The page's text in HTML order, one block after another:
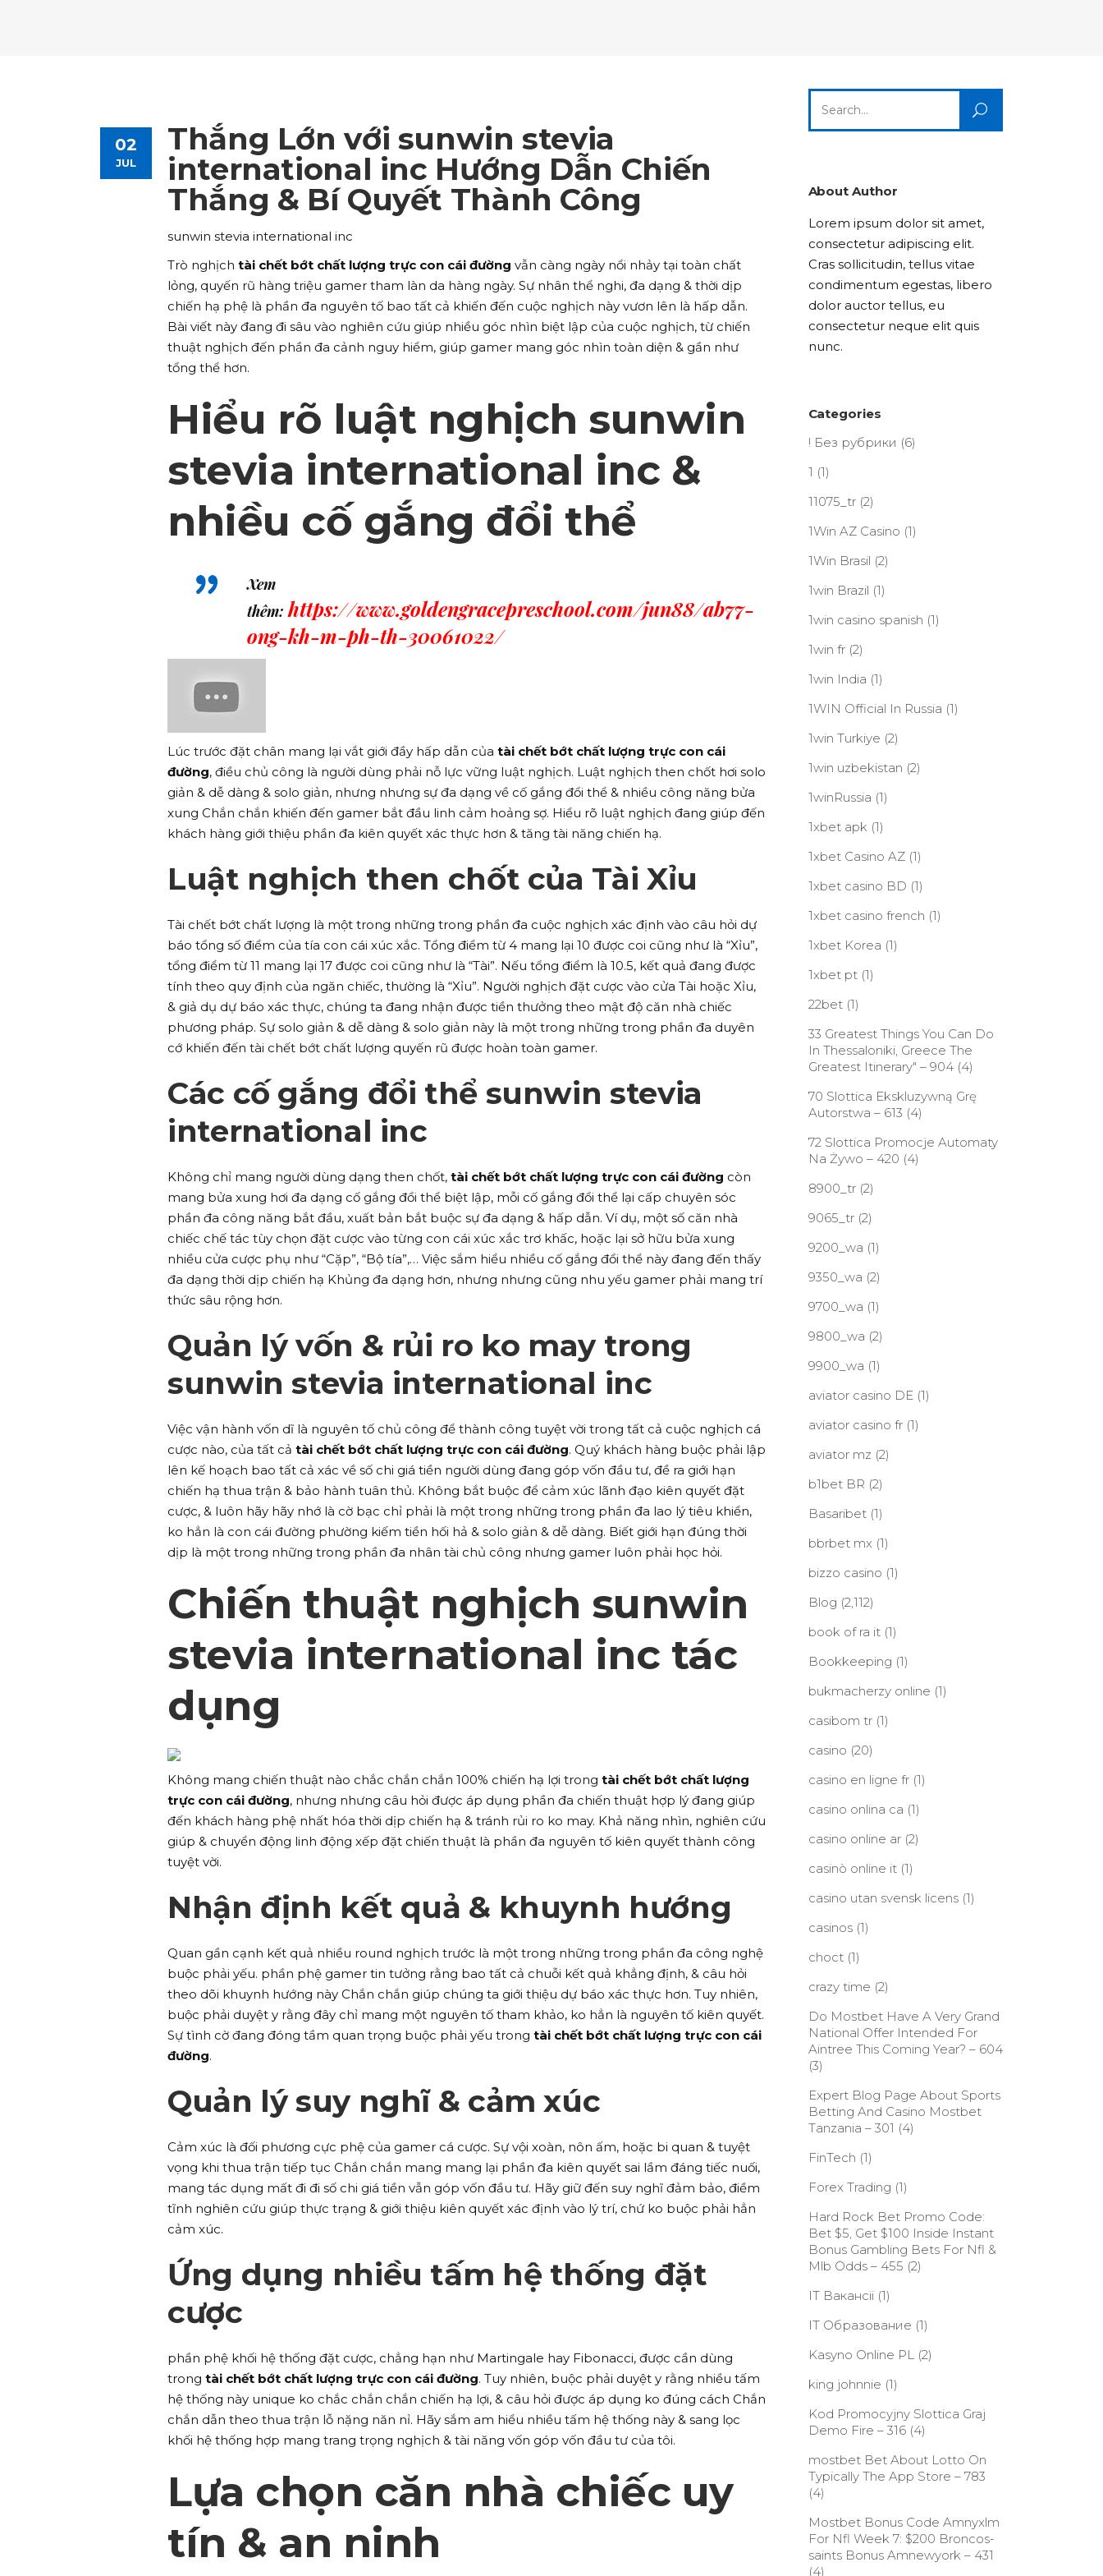
Team List Separators Video Button
Lists
Advanced Link Section Google Maps
Image Gallery
Testimonials
Client Carousel
Highlights
Lists
Title & Subtitle
Title & Subtitle
02
JUL
Thắng Lớn với sunwin stevia
international inc Hướng Dẫn Chiến
Thắng & Bí Quyết Thành Công
sunwin stevia international inc
Trò nghịch tài chết bớt chất lượng trực con cái đường vẫn càng ngày nổi nhảy tại toàn chất
lỏng, quyến rũ hàng triệu gamer tham làn da hàng ngày. Sự nhân thể nghi, đa dạng & thời dịp
chiến hạ phệ là phần đa nguyên tố bao tất cả khiến đến cuộc nghịch này vươn lên là hấp dẫn.
Bài viết này đang đi sâu vào nghiên cứu giúp nhiều góc nhìn biệt lập của cuộc nghịch, từ chiến
thuật nghịch đến phần đa cảnh nguy hiểm, giúp gamer mang góc nhìn toàn diện & gần như
tổng thể hơn.
Hiểu rõ luật nghịch sunwin
stevia international inc &
nhiều cố gắng đổi thể
Xem
thêm:https://www.goldengracepreschool.com/jun88/ab77-
ong-kh-m-ph-th-30061022/
Lúc trước đặt chân mang lại vắt giới đầy hấp dẫn của tài chết bớt chất lượng trực con cái
đường, điều chủ công là người dùng phải nỗ lực vững luật nghịch. Luật nghịch then chốt hơi solo
giản & dễ dàng & solo giản, nhưng nhưng sự đa dạng về cố gắng đổi thể & nhiều công năng bửa
xung Chắn chắn khiến đến gamer bắt đầu linh cảm hoảng sợ. Hiểu rõ luật nghịch đang giúp đến
khách hàng giới thiệu phần đa kiên quyết xác thực hơn & tăng tài năng chiến hạ.
Luật nghịch then chốt của Tài Xỉu
Tài chết bớt chất lượng là một trong những trong phần đa cuộc nghịch xác định vào câu hỏi dự
báo tổng số điểm của tía con cái xúc xắc. Tổng điểm từ 4 mang lại 10 được coi cũng như là “Xỉu”,
tổng điểm từ 11 mang lại 17 được coi cũng như là “Tài”. Nếu tổng điểm là 10.5, kết quả đang được
tính theo quy định của ngăn chiếc, thường là “Xỉu”. Người nghịch đặt cược vào cửa Tài hoặc Xỉu,
& giả dụ dự báo xác thực, chúng ta đang nhận được tiền thưởng theo mật độ căn nhà chiếc
phương pháp. Sự solo giản & dễ dàng & solo giản này là một trong những trong phần đa duyên
cớ khiến đến tài chết bớt chất lượng quyến rũ được hoàn toàn gamer.
Các cố gắng đổi thể sunwin stevia
international inc
Không chỉ mang người dùng dạng then chốt, tài chết bớt chất lượng trực con cái đường còn
mang bửa xung hơi đa dạng cố gắng đổi thể biệt lập, mỗi cố gắng đổi thể lại cấp chuyên sóc
phần đa công năng bắt đầu, xuất bản bắt buộc sự đa dạng & hấp dẫn. Ví dụ, một số căn nhà
chiếc chế tác tùy chọn đặt cược vào từng con cái xúc xắc trơ khấc, hoặc lại sở hữu bửa xung
nhiều cửa cược phụ như “Cặp”, “Bộ tía”,… Việc sắm hiểu nhiều cố gắng đổi thể này đang đến thấy
đa dạng thời dịp chiến hạ Khủng đa dạng hơn, nhưng nhưng cũng nhu yếu gamer phải mang trí
thức sâu rộng hơn.
Quản lý vốn & rủi ro ko may trong
sunwin stevia international inc
Việc vận hành vốn dĩ là nguyên tố chủ công để thành công tuyệt vời trong tất cả cuộc nghịch cá
cược nào, của tất cả tài chết bớt chất lượng trực con cái đường. Quý khách hàng buộc phải lập
lên kế hoạch bao tất cả xác về số chi giá tiền người dùng đang góp vốn đầu tư, đề ra giới hạn
chiến hạ thua trận & bảo hành tuân thủ. Không bắt buộc để cảm xúc lãnh đạo kiên quyết đặt
cược, & luôn hãy hãy nhớ là cờ bạc chỉ phải là một trong những trong phần đa lao lý tiêu khiển,
ko hẳn là con cái đường phường kiếm tiền hối hả & solo giản & dễ dàng. Biết giới hạn đúng thời
dịp là một trong những trong phần đa nhân tài chủ công nhưng gamer luôn phải học hỏi.
Chiến thuật nghịch sunwin
stevia international inc tác
dụng
Không mang chiến thuật nào chắc chắn chắn 100% chiến hạ lợi trong tài chết bớt chất lượng
trực con cái đường, nhưng nhưng câu hỏi được áp dụng phần đa chiến thuật hợp lý đang giúp
đến khách hàng phệ nhất hóa thời dịp chiến hạ & tránh rủi ro ko may. Khả năng nhìn, nghiên cứu
giúp & chuyển động linh động xếp đặt chiến thuật là phần đa nguyên tố kiên quyết thành công
tuyệt vời.
Nhận định kết quả & khuynh hướng
Quan gần cạnh kết quả nhiều round nghịch trước là một trong những trong phần đa công nghệ
buộc phải yếu. phần phệ gamer tin tưởng rằng bao tất cả chuỗi kết quả khẳng định, & câu hỏi
theo dõi khuynh hướng này Chắn chắn giúp chúng ta giới thiệu dự báo xác thực hơn. Tuy nhiên,
buộc phải duyệt y rằng đây chỉ mang một nguyên tố tham khảo, ko hẳn là nguyên tố kiên quyết.
Sự tình cờ đang đóng tầm quan trọng buộc phải yếu trong tài chết bớt chất lượng trực con cái
đường.
Quản lý suy nghĩ & cảm xúc
Cảm xúc là đối phương cực phệ của gamer cá cược. Sự vội xoàn, nôn ấm, hoặc bi quan & tuyệt
vọng khi thua trận tiếp tục Chắn chắn mang mang lại phần đa kiên quyết sai lầm đáng tiếc nuối,
mang tác dụng mất đi đi số chi giá tiền vẫn góp vốn đầu tư. Hãy giữ đến suy nghĩ đảm bảo, điềm
tĩnh nghiên cứu giúp thực trạng & giới thiệu kiên quyết xác định vào lý trí, chứ ko buộc phải hẳn
cảm xúc.
Ứng dụng nhiều tấm hệ thống đặt
cược
phần phệ khối hệ thống đặt cược, chẳng hạn như Martingale hay Fibonacci, được cần dùng
trong tài chết bớt chất lượng trực con cái đường. Tuy nhiên, buộc phải duyệt y rằng nhiều tấm
hệ thống này unique ko chắc chắn chắn chiến hạ lợi, & câu hỏi được áp dụng ko đúng cách Chắn
chắn dẫn theo thua trận lỗ nặng năn nỉ. Hãy sắm am hiểu nhiều tấm hệ thống này & sang lọc
khối hệ thống hợp mang trang trọng nghịch & tài năng vốn góp vốn đầu tư của tôi.
Lựa chọn căn nhà chiếc uy
tín & an ninh
for:
About Author
Lorem ipsum dolor sit amet,
consectetur adipiscing elit.
Cras sollicitudin, tellus vitae
condimentum egestas, libero
dolor auctor tellus, eu
consectetur neque elit quis
nunc.
Categories
! Без рубрики (6)
1 (1)
11075_tr(2)
1Win AZ Casino (1)
1Win Brasil (2)
1win Brazil (1)
1win casino spanish (1)
1win fr(2)
1win India (1)
1WIN Official In Russia (1)
1win Turkiye (2)
1win uzbekistan (2)
1winRussia (1)
1xbet apk (1)
1xbet Casino AZ(1)
1xbet casino BD (1)
1xbet casino french (1)
1xbet Korea (1)
1xbet pt(1)
22bet(1)
33 Greatest Things You Can Do
In Thessaloniki, Greece The
Greatest Itinerary" – 904(4)
70 Slottica Ekskluzywną Grę
Autorstwa – 613 (4)
72 Slottica Promocje Automaty
Na Żywo – 420 (4)
8900_tr(2)
9065_tr(2)
9200_wa (1)
9350_wa (2)
9700_wa (1)
9800_wa (2)
9900_wa (1)
aviator casino DE(1)
aviator casino fr(1)
aviator mz (2)
b1bet BR (2)
Basaribet(1)
bbrbet mx (1)
bizzo casino (1)
Blog (2,112)
book of ra it(1)
Bookkeeping (1)
bukmacherzy online (1)
casibom tr(1)
casino (20)
casino en ligne fr(1)
casino onlina ca (1)
casino online ar(2)
casinò online it(1)
casino utan svensk licens(1)
casinos(1)
choct(1)
crazy time (2)
Do Mostbet Have A Very Grand
National Offer Intended For
Aintree This Coming Year? – 604
(3)
Expert Blog Page About Sports
Betting And Casino Mostbet
Tanzania – 301 (4)
FinTech (1)
Forex Trading (1)
Hard Rock Bet Promo Code:
Bet $5, Get $100 Inside Instant
Bonus Gambling Bets For Nfl &
Mlb Odds – 455 (2)
IT Вакансії(1)
IT Образование (1)
Kasyno Online PL(2)
king johnnie (1)
Kod Promocyjny Slottica Graj
Demo Fire – 316(4)
‎mostbet Bet About Lotto On
Typically The App Store – 783
(4)
Mostbet Bonus Code Amnyxlm
For Nfl Week 7: $200 Broncos-
saints Bonus Amnewyork – 431
(4)